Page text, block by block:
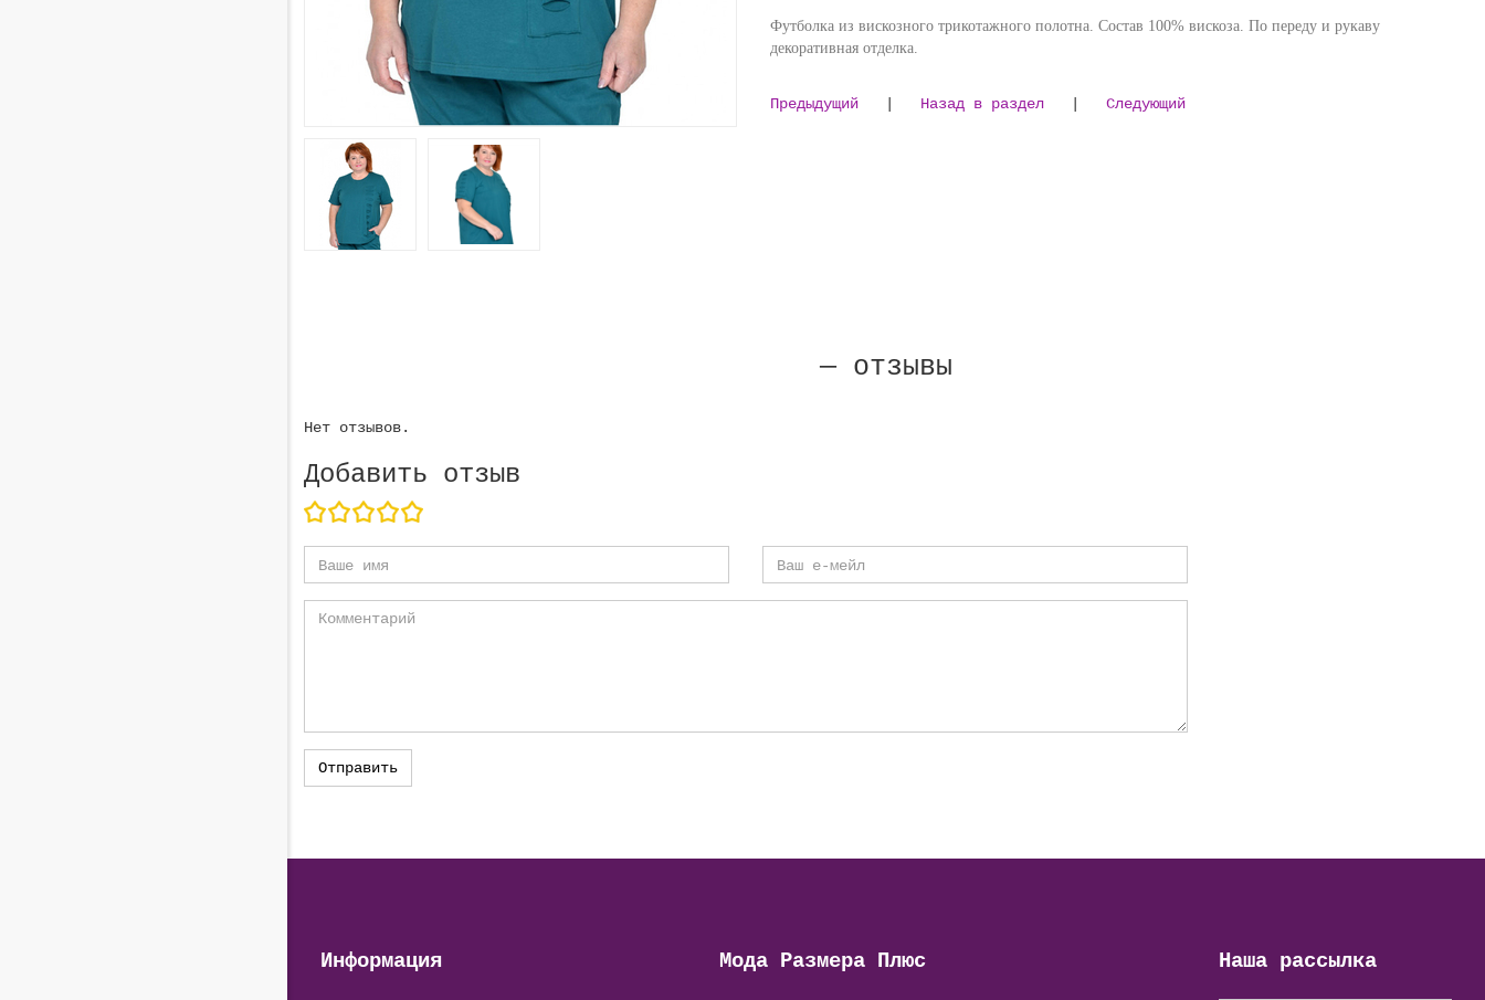
Футболка из вискозного трикотажного полотна. Состав 100% вискоза. По переду и рукаву
декоративная отделка.
Предыдущий | Назад в раздел | Следующий
— отзывы
Нет отзывов.
Добавить отзыв
Информация Мода Размера Плюс Наша рассылка